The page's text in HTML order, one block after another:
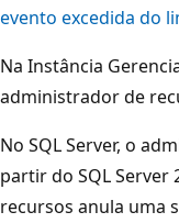
evento excedida do
Na Instância
administrador de
No SQL Server, o
partir do SQL Server
recursos anula uma